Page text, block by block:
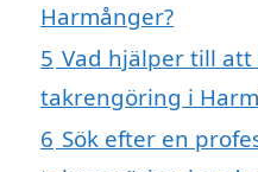
Harmånger?
5 Vad hjälper till
takrengöring i
6 Sök efter en